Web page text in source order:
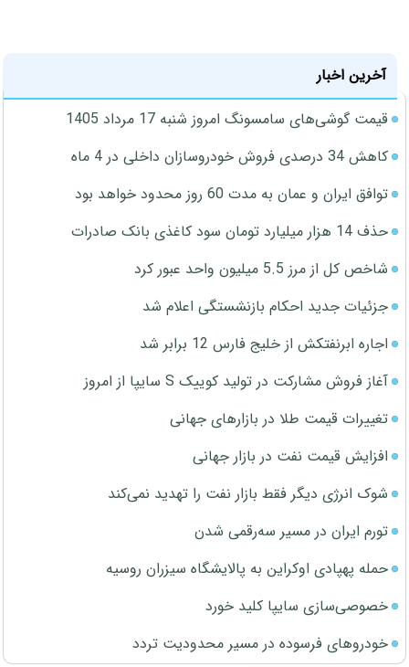
آخرین اخبار
قیمت گوشی‌های سامسونگ امروز شنبه 17 مرداد 1405
کاهش 34 درصدی فروش خودروسازان داخلی در 4 ماه
توافق ایران و عمان به مدت 60 روز محدود خواهد بود
حذف 14 هزار میلیارد تومان سود کاغذی بانک صادرات
شاخص کل از مرز 5.5 میلیون واحد عبور کرد
جزئیات جدید احکام بازنشستگی اعلام شد
اجاره ابرنفتکش از خلیج فارس 12 برابر شد
آغاز فروش مشارکت در تولید کوییک S سایپا از امروز
تغییرات قیمت طلا در بازارهای جهانی
افزایش قیمت نفت در بازار جهانی
شوک انرژی دیگر فقط بازار نفت را تهدید نمی‌کند
تورم ایران در مسیر سه‌رقمی شدن
حمله پهپادی اوکراین به پالایشگاه سیزران روسیه
خصوصی‌سازی سایپا کلید خورد
خودروهای فرسوده در مسیر محدودیت تردد